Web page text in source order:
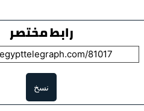
رابط مختصر
نسخ